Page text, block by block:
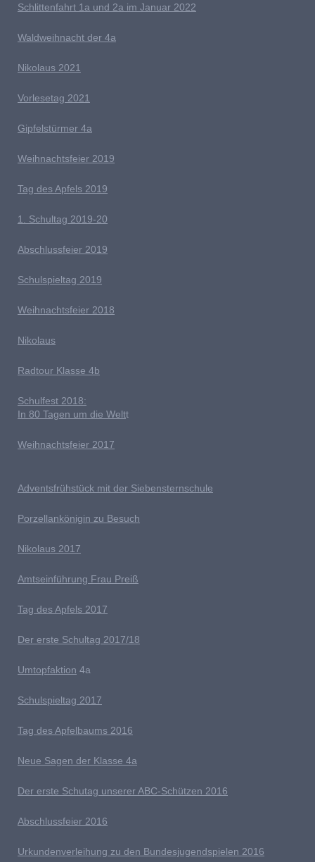
Schlittenfahrt 1a und 2a im Januar 2022
Waldweihnacht der 4a
Nikolaus 2021
Vorlesetag 2021
Gipfelstürmer 4a
Weihnachtsfeier 2019
Tag des Apfels 2019
1. Schultag 2019-20
Abschlussfeier 2019
Schulspieltag 2019
Weihnachtsfeier 2018
Nikolaus
Radtour Klasse 4b
Schulfest 2018:
In 80 Tagen um die Weltt
Weihnachtsfeier 2017
Adventsfrühstück mit der Siebensternschule
Porzellankönigin zu Besuch
Nikolaus 2017
Amtseinführung Frau Preiß
Tag des Apfels 2017
Der erste Schultag 2017/18
Umtopfaktion 4a
Schulspieltag 2017
Tag des Apfelbaums 2016
Neue Sagen der Klasse 4a
Der erste Schutag unserer ABC-Schützen 2016
Abschlussfeier 2016
Urkundenverleihung zu den Bundesjugendspielen 2016